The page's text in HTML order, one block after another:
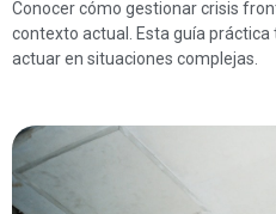
Conocer cómo gestionar crisis
contexto actual. Esta guía
actuar en situaciones complejas.